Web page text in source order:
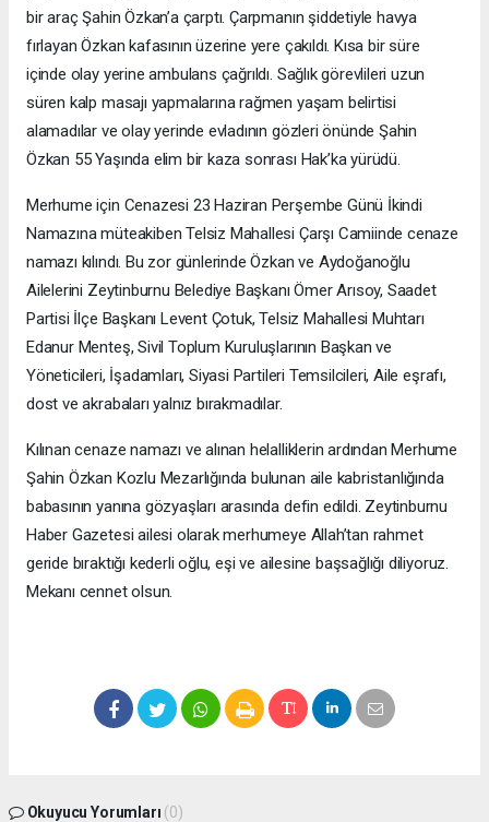
bir araç Şahin Özkan’a çarptı. Çarpmanın şiddetiyle havya
fırlayan Özkan kafasının üzerine yere çakıldı. Kısa bir süre
içinde olay yerine ambulans çağrıldı. Sağlık görevlileri uzun
süren kalp masajı yapmalarına rağmen yaşam belirtisi
alamadılar ve olay yerinde evladının gözleri önünde Şahin
Özkan 55 Yaşında elim bir kaza sonrası Hak’ka yürüdü.
Merhume için Cenazesi 23 Haziran Perşembe Günü İkindi
Namazına müteakiben Telsiz Mahallesi Çarşı Camiinde cenaze
namazı kılındı. Bu zor günlerinde Özkan ve Aydoğanoğlu
Ailelerini Zeytinburnu Belediye Başkanı Ömer Arısoy, Saadet
Partisi İlçe Başkanı Levent Çotuk, Telsiz Mahallesi Muhtarı
Edanur Menteş, Sivil Toplum Kuruluşlarının Başkan ve
Yöneticileri, İşadamları, Siyasi Partileri Temsilcileri, Aile eşrafı,
dost ve akrabaları yalnız bırakmadılar.
Kılınan cenaze namazı ve alınan helalliklerin ardından Merhume
Şahin Özkan Kozlu Mezarlığında bulunan aile kabristanlığında
babasının yanına gözyaşları arasında defin edildi. Zeytinburnu
Haber Gazetesi ailesi olarak merhumeye Allah’tan rahmet
geride bıraktığı kederli oğlu, eşi ve ailesine başsağlığı diliyoruz.
Mekanı cennet olsun.
Okuyucu Yorumları (0)